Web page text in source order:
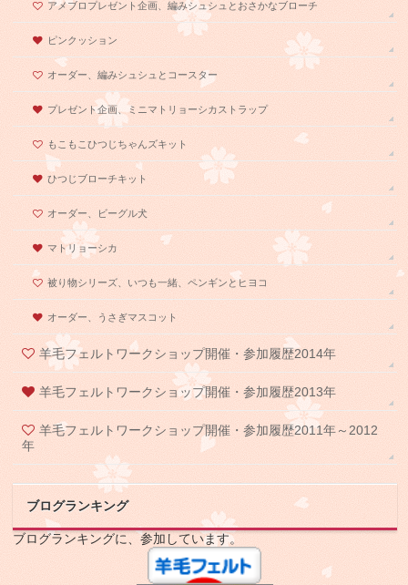
アメブロプレゼント企画、編みシュシュとおさかなブローチ
ピンクッション
オーダー、編みシュシュとコースター
プレゼント企画、ミニマトリョーシカストラップ
もこもこひつじちゃんズキット
ひつじブローチキット
オーダー、ビーグル犬
マトリョーシカ
被り物シリーズ、いつも一緒、ペンギンとヒヨコ
オーダー、うさぎマスコット
羊毛フェルトワークショップ開催・参加履歴2014年
羊毛フェルトワークショップ開催・参加履歴2013年
羊毛フェルトワークショップ開催・参加履歴2011年～2012
年
ブログランキング
ブログランキングに、参加しています。